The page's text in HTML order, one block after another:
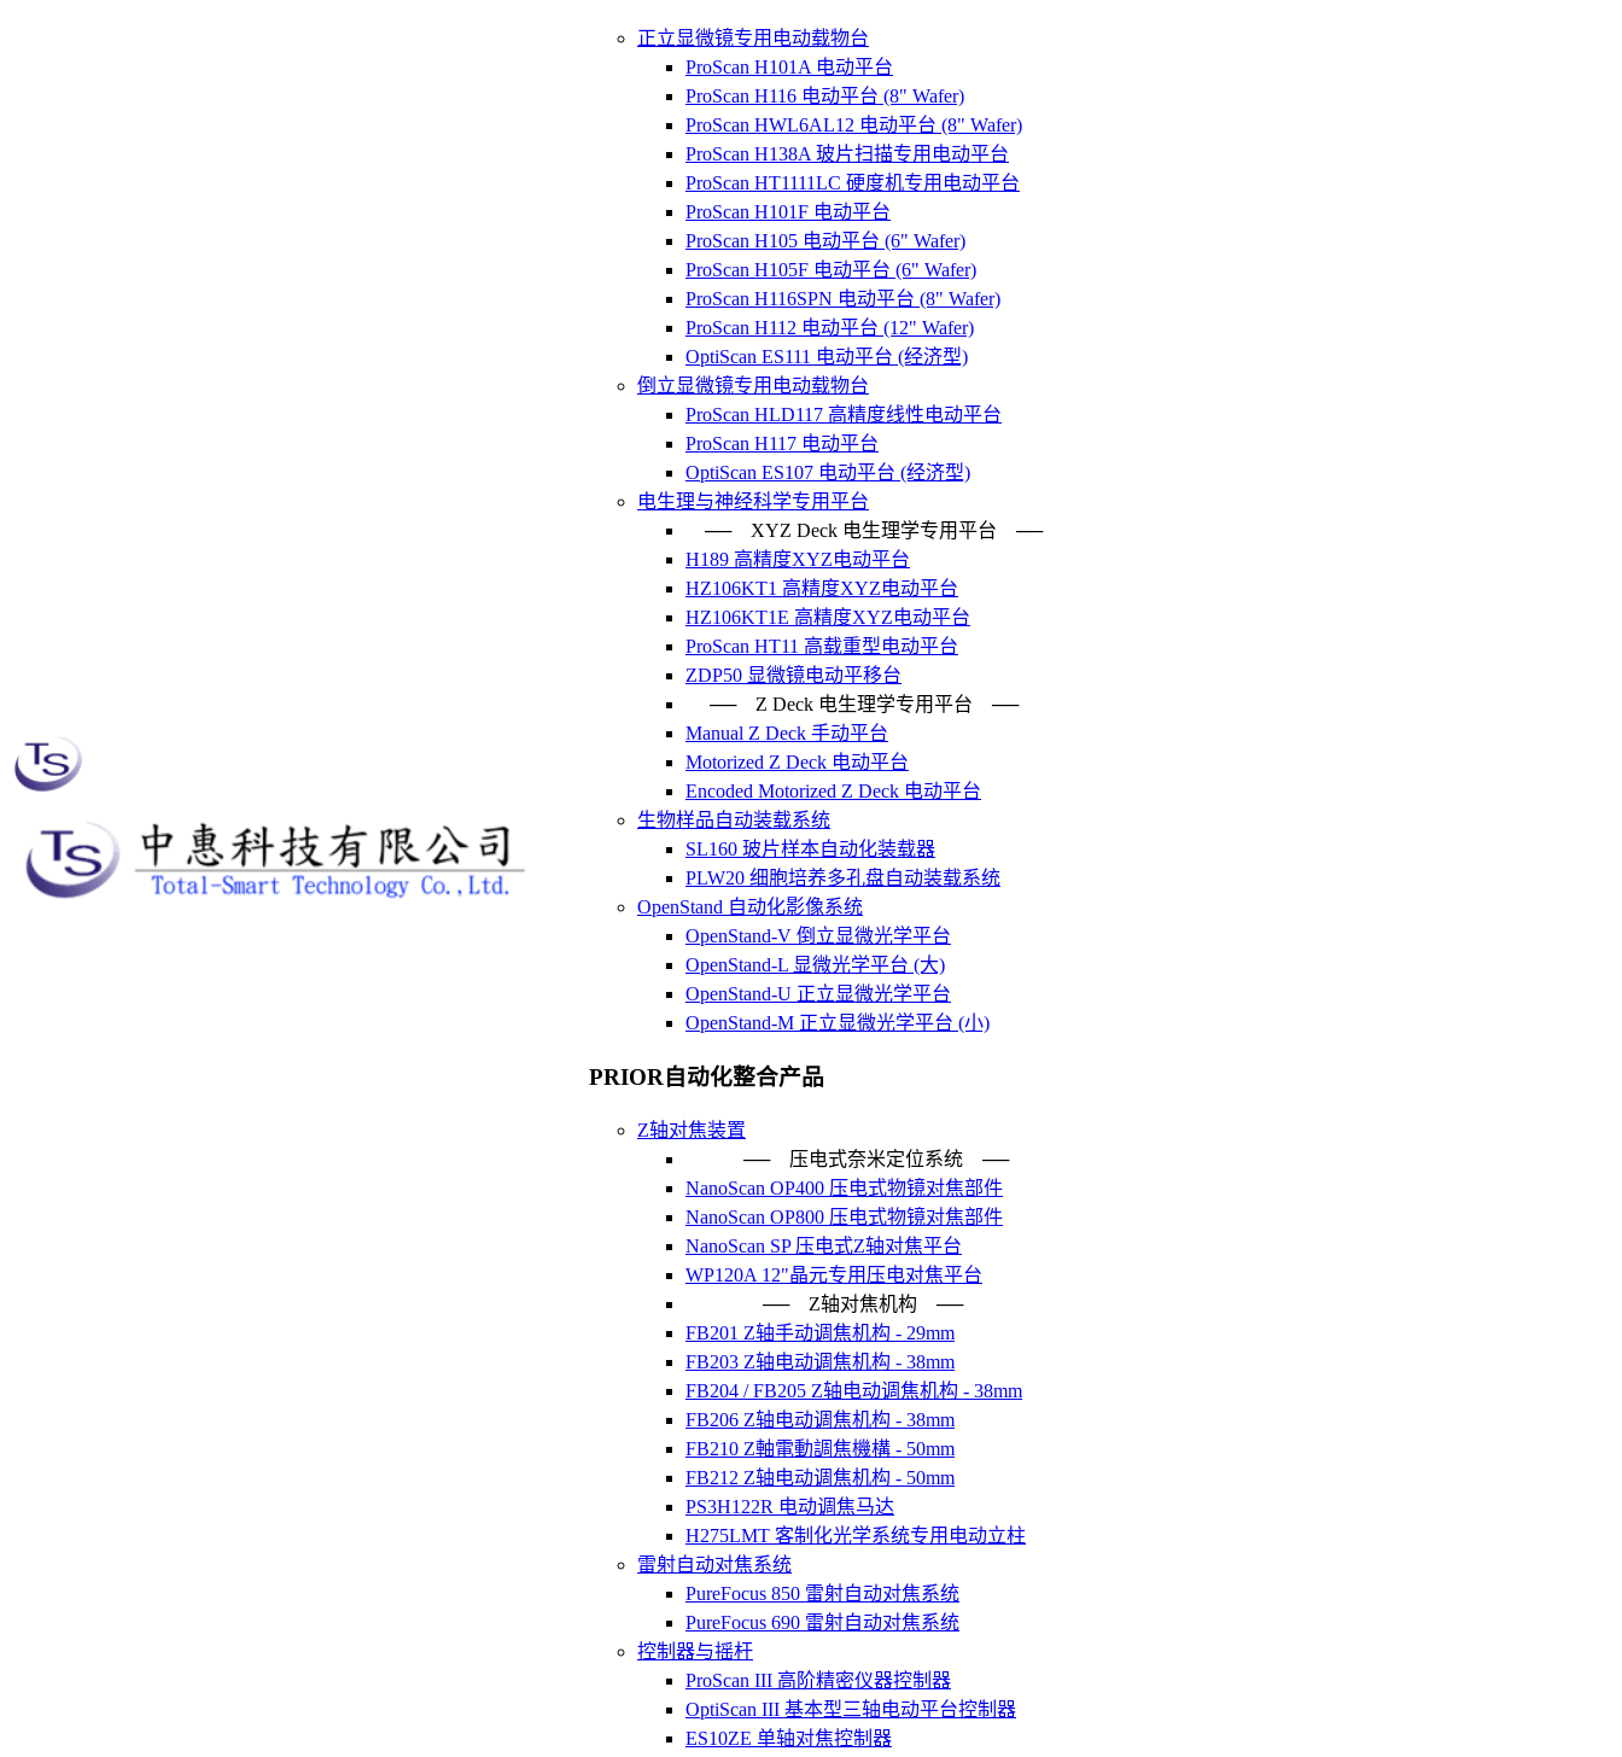
正立显微镜专用电动载物台
ProScan H101A 电动平台
ProScan H116 电动平台 (8" Wafer)
ProScan HWL6AL12 电动平台 (8" Wafer)
ProScan H138A 玻片扫描专用电动平台
ProScan HT1111LC 硬度机专用电动平台
ProScan H101F 电动平台
ProScan H105 电动平台 (6" Wafer)
ProScan H105F 电动平台 (6" Wafer)
ProScan H116SPN 电动平台 (8" Wafer)
ProScan H112 电动平台 (12" Wafer)
OptiScan ES111 电动平台 (经济型)
倒立显微镜专用电动载物台
ProScan HLD117 高精度线性电动平台
ProScan H117 电动平台
OptiScan ES107 电动平台 (经济型)
电生理与神经科学专用平台
── XYZ Deck 电生理学专用平台 ──
H189 高精度XYZ电动平台
HZ106KT1 高精度XYZ电动平台
HZ106KT1E 高精度XYZ电动平台
ProScan HT11 高载重型电动平台
ZDP50 显微镜电动平移台
── Z Deck 电生理学专用平台 ──
Manual Z Deck 手动平台
Motorized Z Deck 电动平台
Encoded Motorized Z Deck 电动平台
生物样品自动装载系统
SL160 玻片样本自动化装载器
PLW20 细胞培养多孔盘自动装载系统
OpenStand 自动化影像系统
OpenStand-V 倒立显微光学平台
OpenStand-L 显微光学平台 (大)
OpenStand-U 正立显微光学平台
OpenStand-M 正立显微光学平台 (小)
PRIOR自动化整合产品
Z轴对焦装置
── 压电式奈米定位系统 ──
NanoScan OP400 压电式物镜对焦部件
NanoScan OP800 压电式物镜对焦部件
NanoScan SP 压电式Z轴对焦平台
WP120A 12"晶元专用压电对焦平台
── Z轴对焦机构 ──
FB201 Z轴手动调焦机构 - 29mm
FB203 Z轴电动调焦机构 - 38mm
FB204 / FB205 Z轴电动调焦机构 - 38mm
FB206 Z轴电动调焦机构 - 38mm
FB210 Z軸電動調焦機構 - 50mm
FB212 Z轴电动调焦机构 - 50mm
PS3H122R 电动调焦马达
H275LMT 客制化光学系统专用电动立柱
雷射自动对焦系统
PureFocus 850 雷射自动对焦系统
PureFocus 690 雷射自动对焦系统
控制器与摇杆
ProScan III 高阶精密仪器控制器
OptiScan III 基本型三轴电动平台控制器
ES10ZE 单轴对焦控制器